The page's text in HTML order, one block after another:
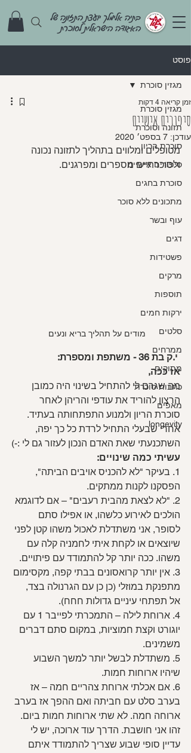
בתיה אלימלך יועצת התזונה של
האגודה הישראלית לסוכרת
פוסט
מגזין סוכרת
תזונה וסוכרת
סוכרת הריון
סיפורים אישיים
סוכרת בחגים
מתכונים ללא סוכר
עוף ובשר
דגים
פשטידות
מרקים
תוספות
ירקות חמים
סלטים
ממרחים
מתוקים
כתבות סוכרת
מאפים
longevity
מגזין סוכרת
סיפורים אישיים
זמן קריאה 4 דקות
עודכן: 7 בספט׳ 2020
מטופלים ומלווים בתהליך לתזונה נכונה
ולסוכרתיים מספרים ומפרגנים.
מודים על תהליך בריא ונעים
י.ק בת 36 - משתפת ומספרת:
אז ככה,
מה שגרם לי להתחיל בשינוי היה כמובן
הרצון להוריד את עודפי והריהן לאחר
סוכרת הריון ולמנוע התפתחותה בעתיד.
אחרי שבעלי התחיל לרדת כל כך יפה,
השתכנעתי שאת האדם הנכון לעזור גם לי :-)
עשיתי כמה שינויים:
1. בעיקר "לא להכניס אויבים הביתה",
הפסקנו לקנות ממתקים.
2. "לא לצאת מהבית רעבים" – אם לדוגמא
הולכים לאירוע כלשהו, או אפילו סתם
לסופר, אני משתדלת לאכול משהו קטן לפני
שיוצאים או לקחת איתי לחמניה קלה עם
משהו. ככה יותר קל להתמודד עם פיתויים.
3. אין יותר קרואסונים בבתי קפה, מקסימום
מתפנקת במוזלי (כן כן עם הגרנולה בצד,
אל תפתחי עיניים גדולות חחח).
4. ארוחת לילה – התמכרתי לפייבר 1 עם
יוגורט וקצת חמוציות, במקום סתם דברים
משמינים.
5. משתדלת לבשל יותר למשך השבוע
שיהיו ארוחות חמות.
6. אם אכלתי ארוחת צהריים חמה – אז
בערב סלט עם חביתה ואם ההפך אז בערב
ארוחה חמה. לא שתי ארוחות חמות ביום.
זהו אני חושבת. הדרך עוד ארוכה, יש לי
עדיין סופי שבוע שצריך להתמודד איתם